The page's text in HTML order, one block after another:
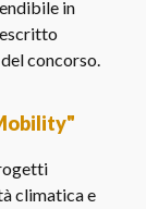
in
concorso.
climatica e